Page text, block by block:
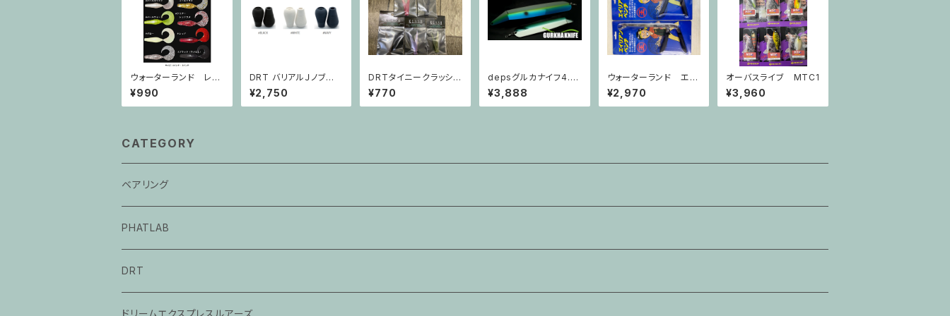
ウォーターランド レッ
クスグラブ5インチ
¥990
DRT バリアルＪノブ J
-KNOB FAT
¥2,750
DRTタイニークラッシ
ュ Vテール
¥770
depsグルカナイフ4.7
OZ
¥3,888
ウォーターランド エイ
リアンペンチ
¥2,970
オーバスライブ MTC1
¥3,960
CATEGORY
ベアリング
PHATLAB
DRT